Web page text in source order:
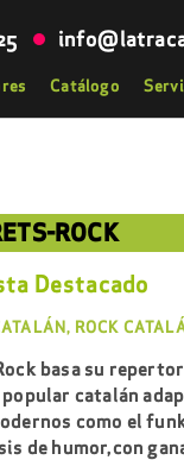
Catálogo
ROCK
Destacado
ROCK
basa su
catalán
como el
de humor,con